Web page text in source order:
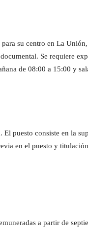
su centro en La
Se requiere
de 08:00 a 15:00 y
puesto consiste en la
en el puesto y
a partir de